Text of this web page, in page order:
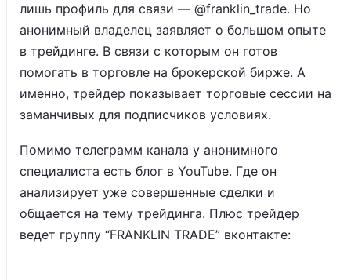
лишь профиль для связи — @franklin_trade. Но
анонимный владелец заявляет о большом опыте
в трейдинге. В связи с которым он готов
помогать в торговле на брокерской бирже. А
именно, трейдер показывает торговые сессии на
заманчивых для подписчиков условиях.
Помимо телеграмм канала у анонимного
специалиста есть блог в YouTube. Где он
анализирует уже совершенные сделки и
общается на тему трейдинга. Плюс трейдер
ведет группу “FRANKLIN TRADE” вконтакте: